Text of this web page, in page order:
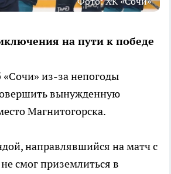
на пути к победе
из-за непогоды
вынужденную
Магнитогорска.
направлявшийся на матч с
смог приземлиться в